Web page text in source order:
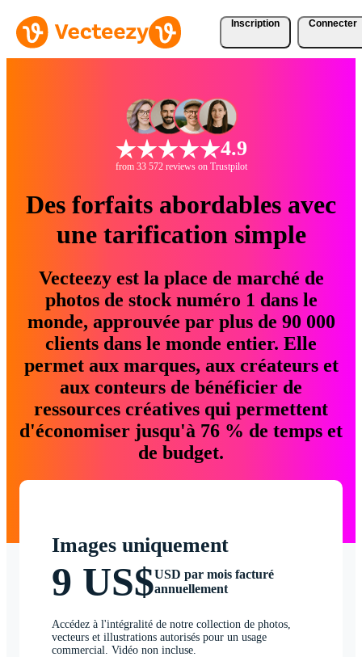
Inscription Connecter
4.9
from 33 572 reviews on Trustpilot
Des forfaits abordables avec
une tarification simple
Vecteezy est la place de marché de
photos de stock numéro 1 dans le
monde, approuvée par plus de 90 000
clients dans le monde entier. Elle
permet aux marques, aux créateurs et
aux conteurs de bénéficier de
ressources créatives qui permettent
d'économiser jusqu'à 76 % de temps et
de budget.
Images uniquement
9 US$USD par mois facturé
annuellement
Accédez à l'intégralité de notre collection de photos,
vecteurs et illustrations autorisés pour un usage
commercial. Vidéo non incluse.